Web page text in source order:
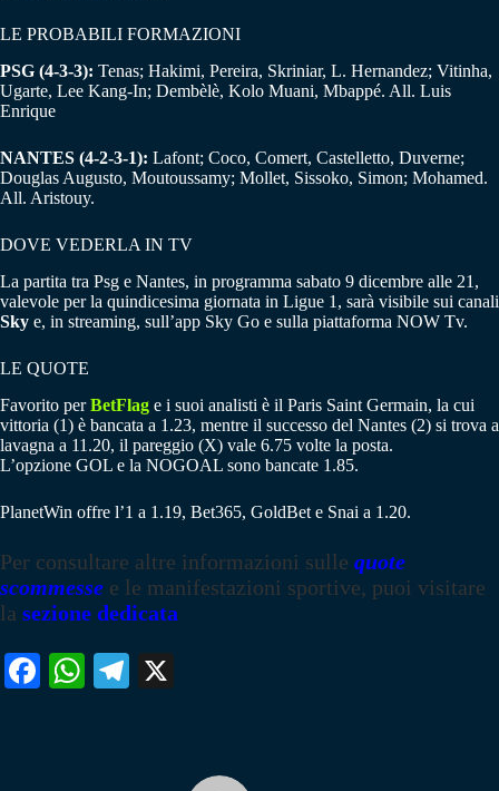
LE PROBABILI FORMAZIONI
PSG (4-3-3): Tenas; Hakimi, Pereira, Skriniar, L. Hernandez; Vitinha,
Ugarte, Lee Kang-In; Dembèlè, Kolo Muani, Mbappé. All. Luis
Enrique
NANTES (4-2-3-1): Lafont; Coco, Comert, Castelletto, Duverne;
Douglas Augusto, Moutoussamy; Mollet, Sissoko, Simon; Mohamed.
All. Aristouy.
DOVE VEDERLA IN TV
La partita tra Psg e Nantes, in programma sabato 9 dicembre alle 21,
valevole per la quindicesima giornata in Ligue 1, sarà visibile sui canali
Sky e, in streaming, sull’app Sky Go e sulla piattaforma NOW Tv.
LE QUOTE
Favorito perBetFlag e i suoi analisti è il Paris Saint Germain, la cui
vittoria (1) è bancata a 1.23, mentre il successo del Nantes (2) si trova a
lavagna a 11.20, il pareggio (X) vale 6.75 volte la posta.
L’opzione GOL e la NOGOAL sono bancate 1.85.
PlanetWin offre l’1 a 1.19, Bet365, GoldBet e Snai a 1.20.
Per consultare altre informazioni sulle quote
scommesse e le manifestazioni sportive, puoi visitare
la sezione dedicata
Fa W
Te